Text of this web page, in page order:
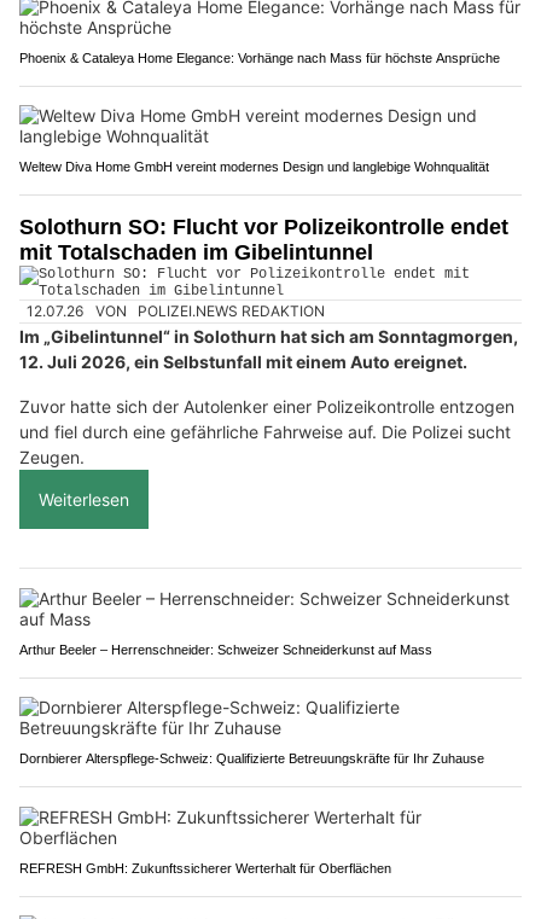
Phoenix & Cataleya Home Elegance: Vorhänge nach Mass für höchste Ansprüche
Weltew Diva Home GmbH vereint modernes Design und langlebige Wohnqualität
Solothurn SO: Flucht vor Polizeikontrolle endet
mit Totalschaden im Gibelintunnel
12.07.26 VON POLIZEI.NEWS REDAKTION
Im „Gibelintunnel“ in Solothurn hat sich am Sonntagmorgen,
12. Juli 2026, ein Selbstunfall mit einem Auto ereignet.
Zuvor hatte sich der Autolenker einer Polizeikontrolle entzogen
und fiel durch eine gefährliche Fahrweise auf. Die Polizei sucht
Zeugen.
Weiterlesen
Arthur Beeler – Herrenschneider: Schweizer Schneiderkunst auf Mass
Dornbierer Alterspflege-Schweiz: Qualifizierte Betreuungskräfte für Ihr Zuhause
REFRESH GmbH: Zukunftssicherer Werterhalt für Oberflächen